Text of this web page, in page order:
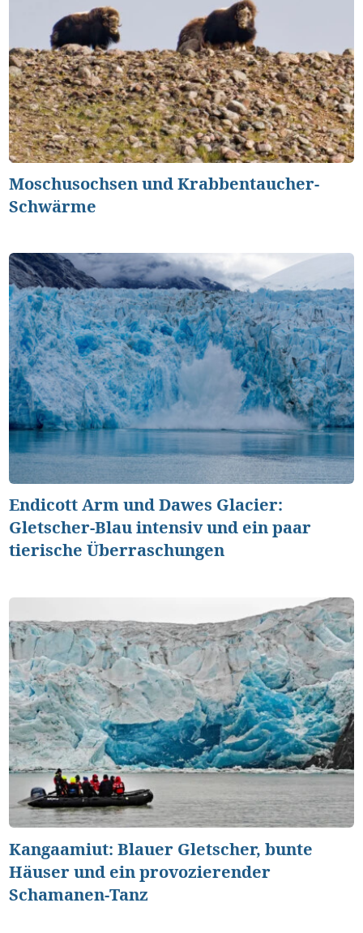
Moschusochsen und Krabbentaucher-
Schwärme
Endicott Arm und Dawes Glacier:
Gletscher-Blau intensiv und ein paar
tierische Überraschungen
Kangaamiut: Blauer Gletscher, bunte
Häuser und ein provozierender
Schamanen-Tanz